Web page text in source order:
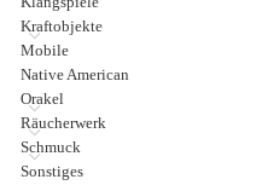
Kraftobjekte
Mobile
Native American
Orakel
Räucherwerk
Schmuck
Sonstiges